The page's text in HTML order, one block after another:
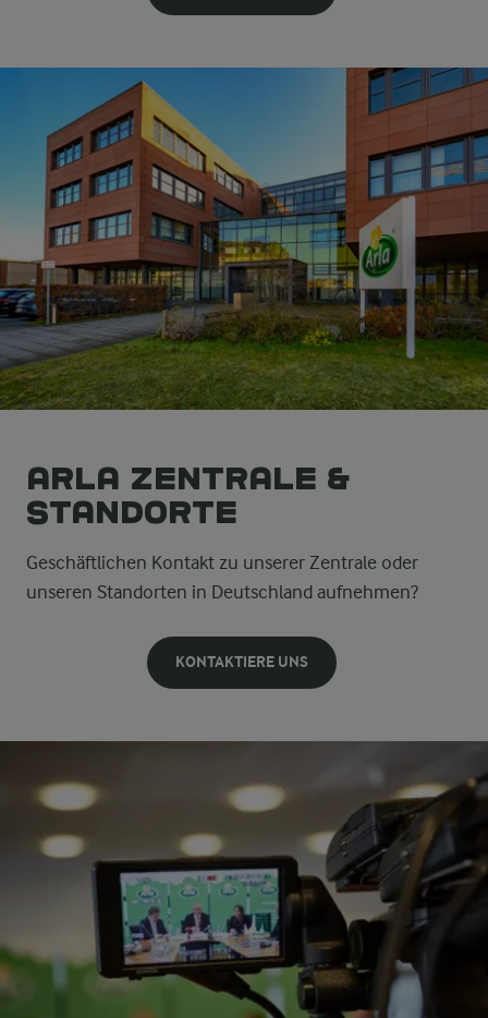
Arla Zentrale &
Standorte
Geschäftlichen Kontakt zu unserer Zentrale oder
unseren Standorten in Deutschland aufnehmen?
KONTAKTIERE UNS